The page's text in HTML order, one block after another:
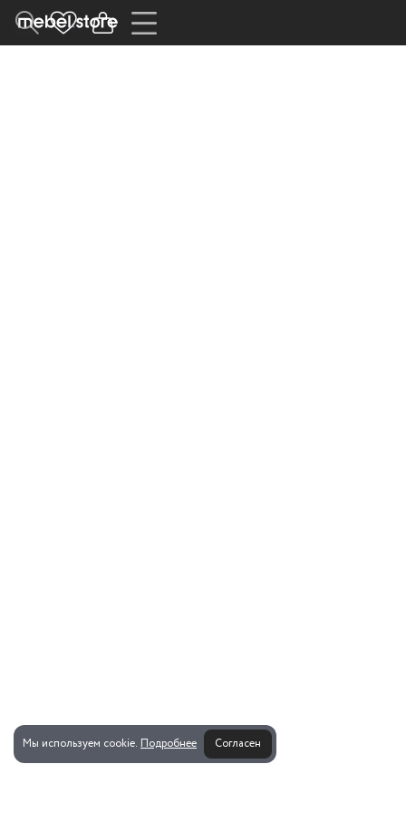
Мы используем cookie. Подробнее Согласен